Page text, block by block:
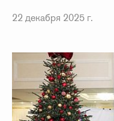
22 декабря 2025 г.